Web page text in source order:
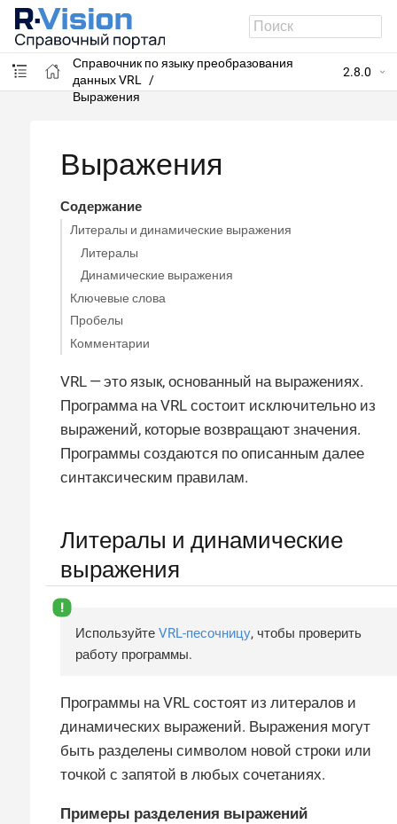
R-Vision SIEM
Справочник по языку преобразования
данных VRL
Выражения
2.8.0
Выражения
Содержание
Литералы и динамические выражения
Литералы
Динамические выражения
Ключевые слова
Пробелы
Комментарии
VRL — это язык, основанный на выражениях.
Программа на VRL состоит исключительно из
выражений, которые возвращают значения.
Программы создаются по описанным далее
синтаксическим правилам.
Литералы и динамические
выражения
Используйте VRL-песочницу, чтобы проверить
работу программы.
Программы на VRL состоят из литералов и
динамических выражений. Выражения могут
быть разделены символом новой строки или
точкой с запятой в любых сочетаниях.
Примеры разделения выражений